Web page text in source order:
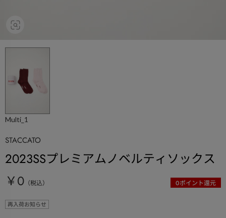
Multi_1
STACCATO
2023SSプレミアムノベルティソックス
￥0 （税込） 0ポイント還元
再入荷お知らせ